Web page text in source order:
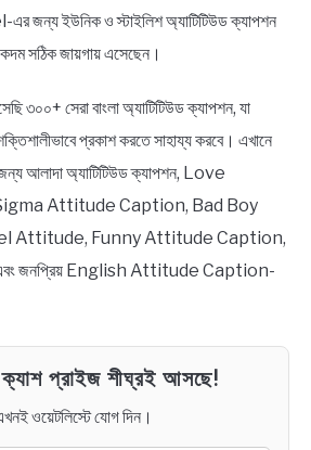
জন্য ইউনিক ও স্টাইলিশ অ্যাটিটিউড ক্যাপশন
সঠিক জায়গায় এসেছেন।
৩০০+ সেরা বাংলা অ্যাটিটিউড ক্যাপশন, যা
প্রকাশ করতে সাহায্য করবে। এখানে
জন্য আলাদা অ্যাটিটিউড ক্যাপশন, Love
Attitude Caption, Bad Boy
Attitude, Funny Attitude Caption,
এবং জনপ্রিয় English Attitude Caption-
ক্যাশ প্রাইজ শীঘ্রই আসছে!
ওয়েটলিস্টে যোগ দিন।